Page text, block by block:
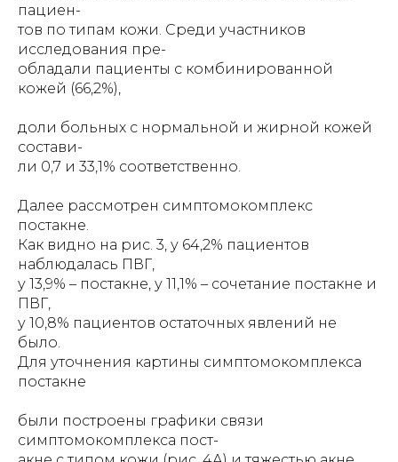
пациен-
тов по типам кожи. Среди участников
исследования пре-
обладали пациенты с комбинированной
кожей (66,2%),
доли больных с нормальной и жирной кожей
состави-
ли 0,7 и 33,1% соответственно.
Далее рассмотрен симптомокомплекс
постакне.
Как видно на рис. 3, у 64,2% пациентов
наблюдалась ПВГ,
у 13,9% – постакне, у 11,1% – сочетание постакне и
ПВГ,
у 10,8% пациентов остаточных явлений не
было.
Для уточнения картины симптомокомплекса
постакне
были построены графики связи
симптомокомплекса пост-